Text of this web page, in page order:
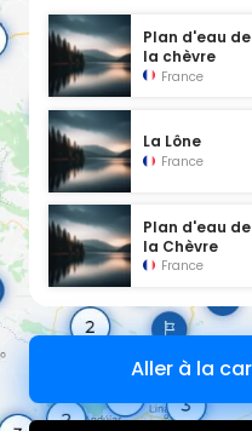
Plan d'eau
la chèvre
France
La Lône
France
Plan d'eau
la Chèvre
France
Aller à la